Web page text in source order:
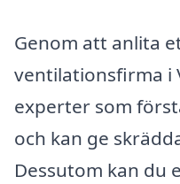
Genom att anlita
ventilationsfirma i
experter som
och kan ge
Dessutom kan du